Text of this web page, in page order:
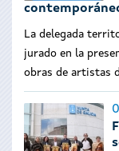
La delegada
jurado en la
obras de artistas